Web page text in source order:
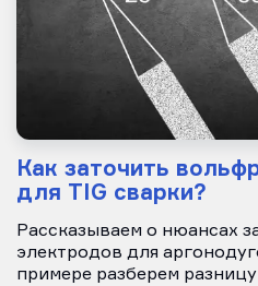
Как заточить
для TIG сварки?
Рассказываем о нюансах
электродов для
примере разберем разницу